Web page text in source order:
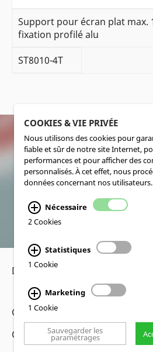
Support pour écran plat max.
fixation profilé alu
ST8010-4T
Déclaration de confidentialité
Copyright www.lucas-nuelle.fr
CMS, design web et réalisation
COOKIES & VIE PRIVÉE
Nous utilisons des cookies pour
fiable et sûr de notre site Internet,
performances et pour afficher des
personnalisés. À cet effet, nous
données concernant nos utilisateurs.
Nécessaire
2 Cookies
Statistiques
1 Cookie
Marketing
1 Cookie
Sauvegarder les
paramétrages